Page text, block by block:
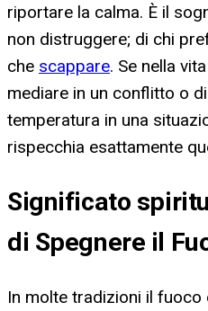
riportare la calma. È il
non distruggere; di chi
che scappare. Se nella
mediare in un conflitto o
temperatura in una
rispecchia esattamente
Significato
di Spegnere il
In molte tradizioni il